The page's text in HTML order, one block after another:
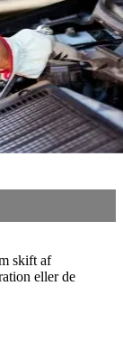
skift af
eller de